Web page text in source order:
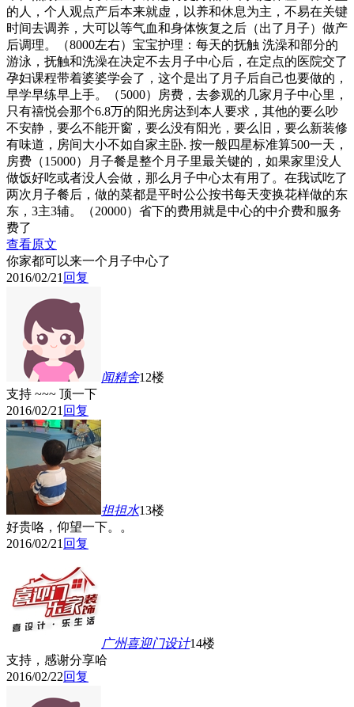
的人，个人观点产后本来就虚，以养和休息为主，不易在关键
时间去调养，大可以等气血和身体恢复之后（出了月子）做产
后调理。（8000左右）宝宝护理：每天的抚触 洗澡和部分的
游泳，抚触和洗澡在决定不去月子中心后，在定点的医院交了
孕妇课程带着婆婆学会了，这个是出了月子后自己也要做的，
早学早练早上手。（5000）房费，去参观的几家月子中心里，
只有禧悦会那个6.8万的阳光房达到本人要求，其他的要么吵
不安静，要么不能开窗，要么没有阳光，要么旧，要么新装修
有味道，房间大小不如自家主卧. 按一般四星标准算500一天，
房费（15000）月子餐是整个月子里最关键的，如果家里没人
做饭好吃或者没人会做，那么月子中心太有用了。在我试吃了
两次月子餐后，做的菜都是平时公公按书每天变换花样做的东
东，3主3辅。（20000）省下的费用就是中心的中介费和服务
费了
查看原文
你家都可以来一个月子中心了
2016/02/21回复
闻精舍12楼
支持 ~~~ 顶一下
2016/02/21回复
担担水13楼
好贵咯，仰望一下。。
2016/02/21回复
广州喜迎门设计14楼
支持，感谢分享哈
2016/02/22回复